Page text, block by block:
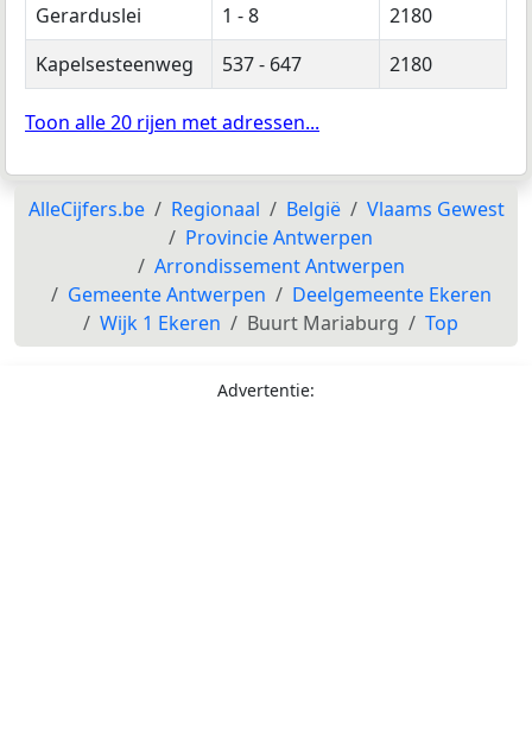
Gerarduslei
1 - 8
2180
Kapelsesteenweg
537 - 647 2180
Toon alle 20 rijen met adressen...
AlleCijfers.be Regionaal België
Vlaams Gewest
Provincie Antwerpen
Arrondissement Antwerpen
Gemeente Antwerpen
Deelgemeente Ekeren
Wijk 1 Ekeren
Buurt Mariaburg Top
Advertentie: